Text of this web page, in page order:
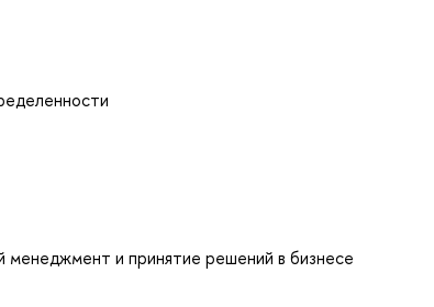
менеджмент и принятие решений в бизнесе